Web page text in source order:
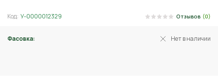
Код: У-0000012329 Отзывов (0)
Фасовка: Нет в наличии